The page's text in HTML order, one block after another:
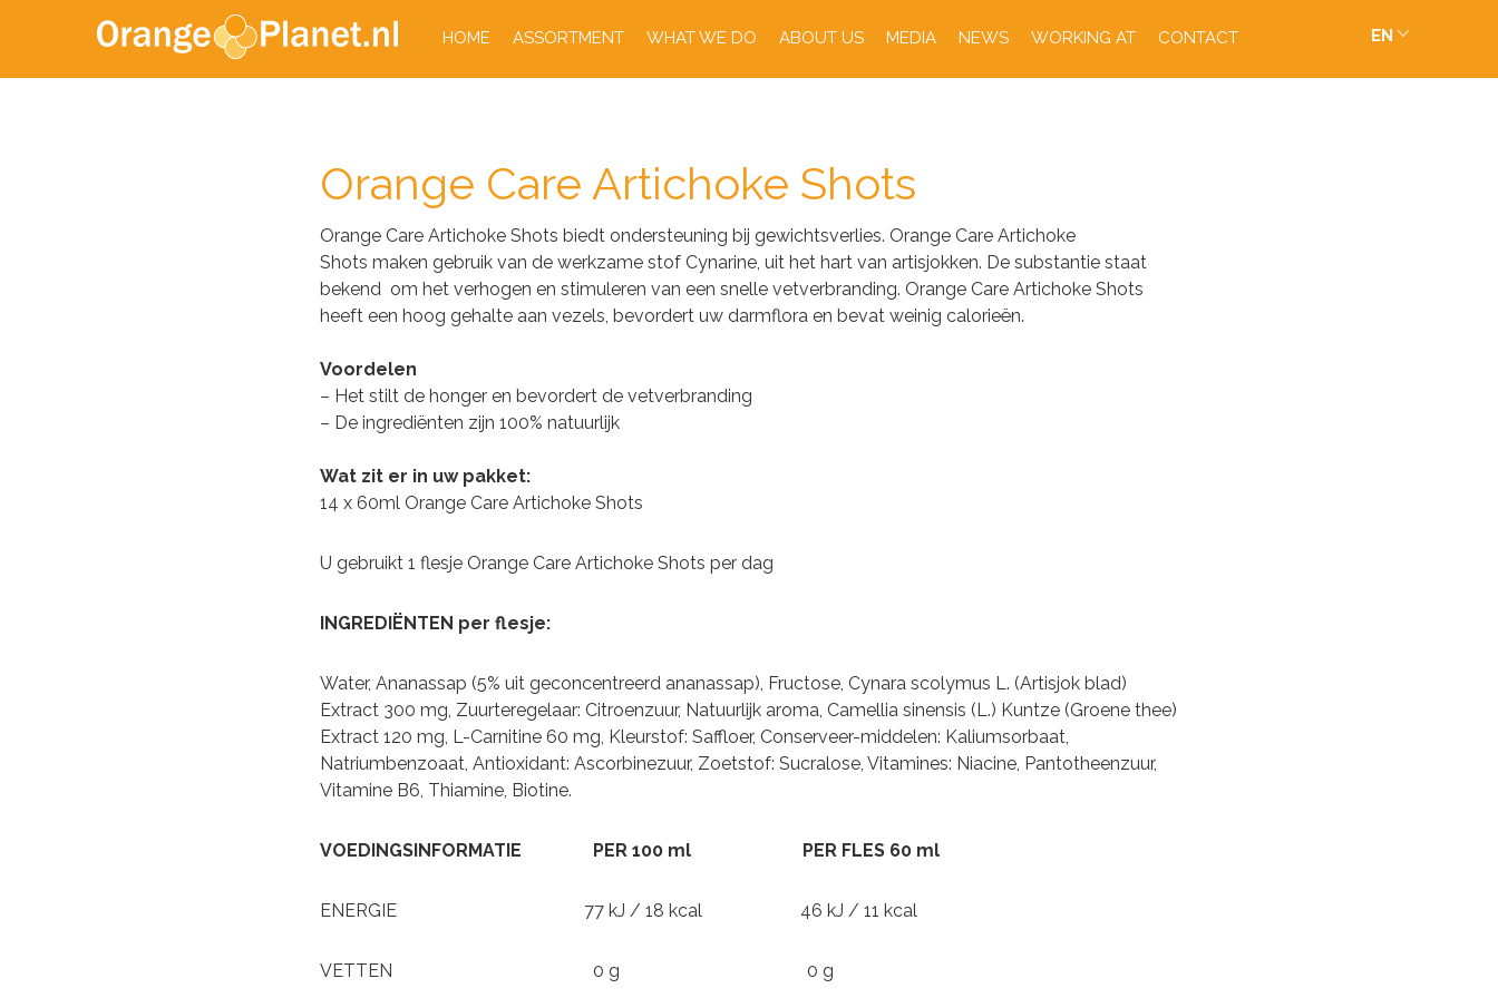
HOME ASSORTMENT WHAT WE DO ABOUT US MEDIA NEWS WORKING AT CONTACT EN
Orange Care Artichoke Shots
Orange Care Artichoke Shots biedt ondersteuning bij gewichtsverlies. Orange Care Artichoke
Shots maken gebruik van de werkzame stof Cynarine, uit het hart van artisjokken. De substantie staat
bekend om het verhogen en stimuleren van een snelle vetverbranding. Orange Care Artichoke Shots
heeft een hoog gehalte aan vezels, bevordert uw darmflora en bevat weinig calorieën.
Voordelen
– Het stilt de honger en bevordert de vetverbranding
– De ingrediënten zijn 100% natuurlijk
Wat zit er in uw pakket:
14 x 60ml Orange Care Artichoke Shots
U gebruikt 1 flesje Orange Care Artichoke Shots per dag
INGREDIËNTEN per flesje:
Water, Ananassap (5% uit geconcentreerd ananassap), Fructose, Cynara scolymus L. (Artisjok blad)
Extract 300 mg, Zuurteregelaar: Citroenzuur, Natuurlijk aroma, Camellia sinensis (L.) Kuntze (Groene thee)
Extract 120 mg, L-Carnitine 60 mg, Kleurstof: Saffloer, Conserveer-middelen: Kaliumsorbaat,
Natriumbenzoaat, Antioxidant: Ascorbinezuur, Zoetstof: Sucralose, Vitamines: Niacine, Pantotheenzuur,
Vitamine B6, Thiamine, Biotine.
VOEDINGSINFORMATIE PER 100 ml PER FLES 60 ml
ENERGIE 77 kJ / 18 kcal 46 kJ / 11 kcal
VETTEN 0 g 0 g